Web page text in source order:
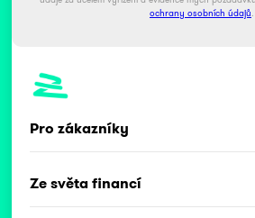
ochrany osobních údajů.
Pro zákazníky
Ze světa financí